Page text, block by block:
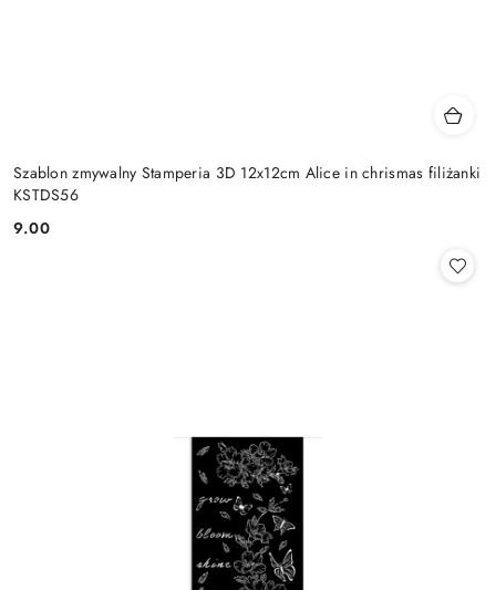
Szablon zmywalny Stamperia 3D 12x12cm Alice in chrismas filiżanki
KSTDS56
Cena:
9.00